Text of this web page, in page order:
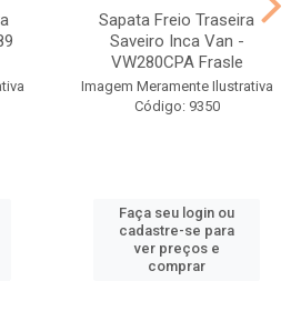
Sapata Freio Traseira
Saveiro Inca Van -
VW280CPA Frasle
Imagem Meramente Ilustrativa
Código: 9350
Faça seu login ou
cadastre-se para
ver preços e
comprar